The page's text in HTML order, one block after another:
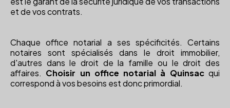
et de vos contrats.
Chaque office notarial a ses spécificités. Certains
notaires sont spécialisés dans le droit immobilier,
d'autres dans le droit de la famille ou le droit des
affaires. Choisir un office notarial à Quinsacqui
correspond à vos besoins est donc primordial.